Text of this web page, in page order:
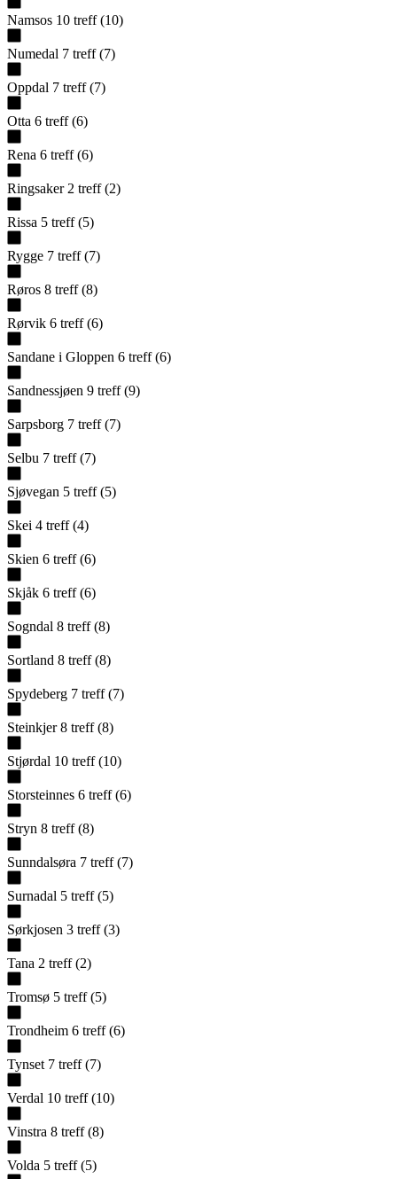
Namsos 10 treff (10)
Numedal 7 treff (7)
Oppdal 7 treff (7)
Otta 6 treff (6)
Rena 6 treff (6)
Ringsaker 2 treff (2)
Rissa 5 treff (5)
Rygge 7 treff (7)
Røros 8 treff (8)
Rørvik 6 treff (6)
Sandane i Gloppen 6 treff (6)
Sandnessjøen 9 treff (9)
Sarpsborg 7 treff (7)
Selbu 7 treff (7)
Sjøvegan 5 treff (5)
Skei 4 treff (4)
Skien 6 treff (6)
Skjåk 6 treff (6)
Sogndal 8 treff (8)
Sortland 8 treff (8)
Spydeberg 7 treff (7)
Steinkjer 8 treff (8)
Stjørdal 10 treff (10)
Storsteinnes 6 treff (6)
Stryn 8 treff (8)
Sunndalsøra 7 treff (7)
Surnadal 5 treff (5)
Sørkjosen 3 treff (3)
Tana 2 treff (2)
Tromsø 5 treff (5)
Trondheim 6 treff (6)
Tynset 7 treff (7)
Verdal 10 treff (10)
Vinstra 8 treff (8)
Volda 5 treff (5)